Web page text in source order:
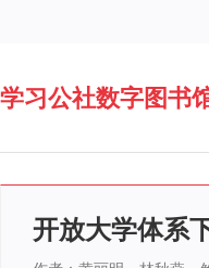
学习公社数字图书
开放大学体系